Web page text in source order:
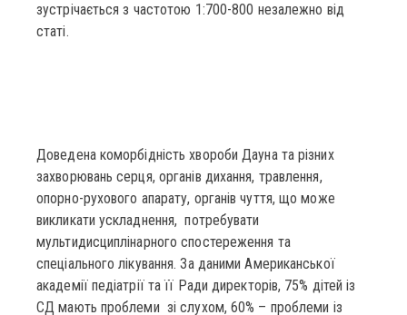
зустрічається з частотою 1:700-800 незалежно від
статі.
Доведена коморбідність хвороби Дауна та різних
захворювань серця, органів дихання, травлення,
опорно-рухового апарату, органів чуття, що може
викликати ускладнення, потребувати
мультидисциплінарного спостереження та
спеціального лікування. За даними Американської
академії педіатрії та її Ради директорів, 75% дітей із
СД мають проблеми зі слухом, 60% – проблеми із